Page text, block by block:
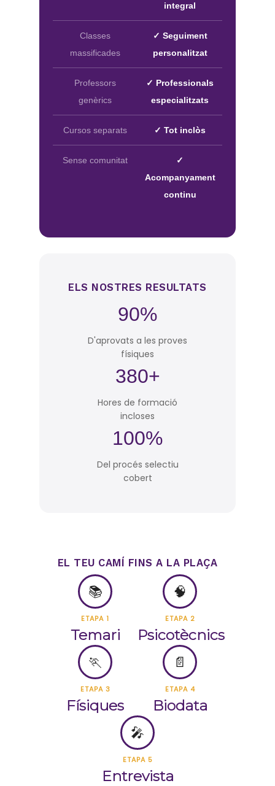
No hi ha productes a la cistella.
integral
Classes
massificades
✓ Seguiment
personalitzat
Professors
genèrics
✓ Professionals
especialitzats
Cursos separats ✓ Tot inclòs
Sense comunitat
✓
Acompanyament
continu
ELS NOSTRES RESULTATS
90%
D'aprovats a les proves
físiques
380+
Hores de formació
incloses
100%
Del procés selectiu
cobert
EL TEU CAMÍ FINS A LA PLAÇA
📚
ETAPA 1
Temari
🧠
ETAPA 2
Psicotècnics
🏃
ETAPA 3
Físiques
📄
ETAPA 4
Biodata
🎤
ETAPA 5
Entrevista